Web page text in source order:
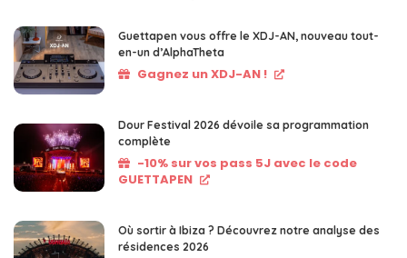
Guettapen vous offre le XDJ-AN, nouveau tout-
en-un d’AlphaTheta
Gagnez un XDJ-AN !
Dour Festival 2026 dévoile sa programmation
complète
-10% sur vos pass 5J avec le code
GUETTAPEN
Où sortir à Ibiza ? Découvrez notre analyse des
résidences 2026